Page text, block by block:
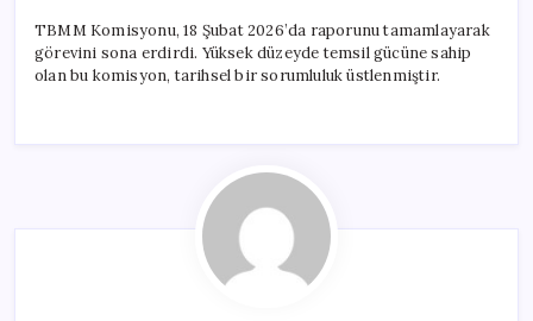
TBMM Komisyonu, 18 Şubat 2026’da raporunu tamamlayarak
görevini sona erdirdi. Yüksek düzeyde temsil gücüne sahip
olan bu komisyon, tarihsel bir sorumluluk üstlenmiştir.